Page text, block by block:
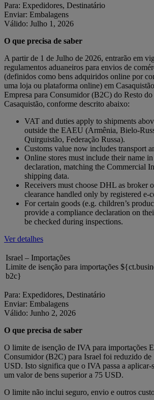
Para: Expedidores, Destinatário
Enviar: Embalagens
Válido: Julho 1, 2026
O que precisa de saber
A partir de 1 de Julho de 2026, entrarão em
regulamentos aduaneiros para envios de
(definidos como bens adquiridos online por
uma loja ou plataforma online) em
Empresa para Consumidor (B2C) do Resto
Casaquistão, conforme descrito abaixo:
VAT and duties apply to shipments
outside the EAEU (Armênia, Bielo-
Quirguistão, Federação Russa).
Customs value now includes transport
Online stores must include their name
declaration, matching the Commercial
shipping data.
Receivers must choose DHL as broker
clearance handled only by registered e-
For certain goods (e.g. children’s
provide a compliance declaration on
be checked during inspections.
Ver detalhes
Israel – Importações
Limite de isenção para importações
b2c}
Para: Expedidores, Destinatário
Enviar: Embalagens
Válido: Junho 2, 2026
O que precisa de saber
O limite de isenção de IVA para importações
Consumidor (B2C) para Israel foi reduzido
USD. Isto significa que o IVA passa a aplicar-
um valor de bens superior a 75 USD.
O limite não inclui seguro, envio e outros